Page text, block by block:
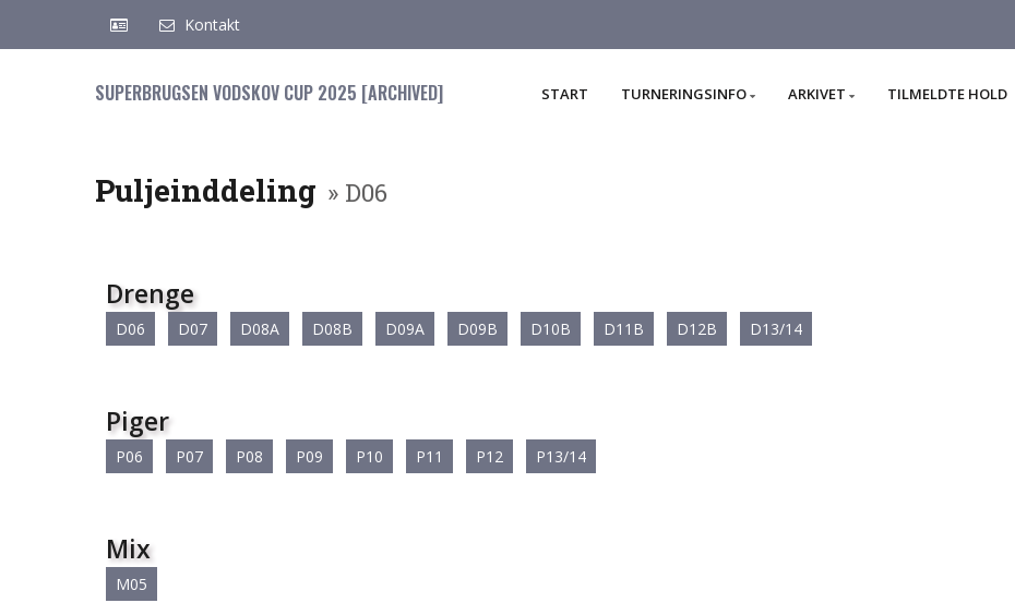
Kontakt
SUPERBRUGSEN VODSKOV CUP 2025 [ARCHIVED] START TURNERINGSINFO ARKIVET TILMELDTE HOLD
Puljeinddeling » D06
Drenge
D06 D07 D08A D08B D09A D09B D10B D11B D12B D13/14
Piger
P06 P07 P08 P09 P10 P11 P12 P13/14
Mix
M05